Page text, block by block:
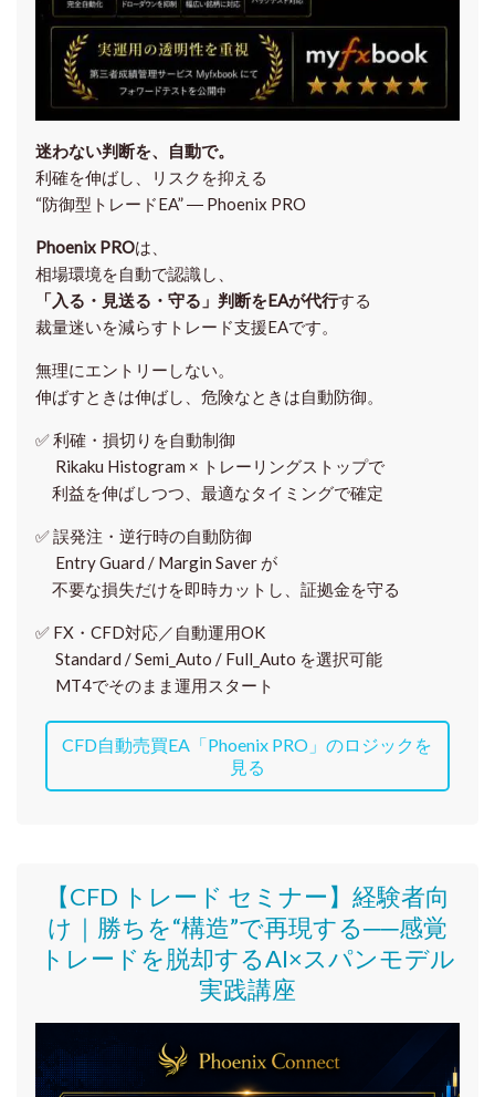
迷わない判断を、自動で。
利確を伸ばし、リスクを抑える
“防御型トレードEA” ― Phoenix PRO
Phoenix PROは、
相場環境を自動で認識し、
「入る・見送る・守る」判断をEAが代行する
裁量迷いを減らすトレード支援EAです。
無理にエントリーしない。
伸ばすときは伸ばし、危険なときは自動防御。
✅利確・損切りを自動制御
Rikaku Histogram × トレーリングストップで
利益を伸ばしつつ、最適なタイミングで確定
✅誤発注・逆行時の自動防御
Entry Guard / Margin Saver が
不要な損失だけを即時カットし、証拠金を守る
✅ FX・CFD対応／自動運用OK
Standard / Semi_Auto / Full_Auto を選択可能
MT4でそのまま運用スタート
CFD自動売買EA「Phoenix PRO」のロジックを
見る
【CFD トレード セミナー】 経験者向
け｜ 勝ちを“構造”で再現する──感覚
トレードを脱却するAI×スパンモデル
実践講座